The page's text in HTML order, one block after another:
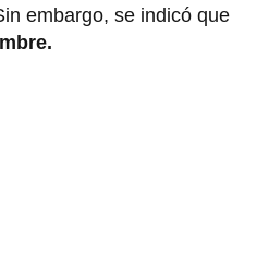
embargo, se indicó que